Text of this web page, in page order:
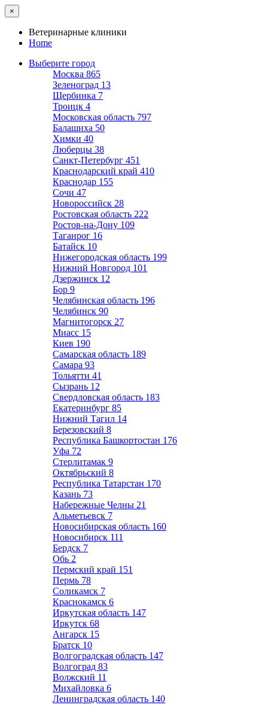
×
Ветеринарные клиники
Home
Выберите город
Москва 865
Зеленоград 13
Щербинка 7
Троицк 4
Московская область 797
Балашиха 50
Химки 40
Люберцы 38
Санкт-Петербург 451
Краснодарский край 410
Краснодар 155
Сочи 47
Новороссийск 28
Ростовская область 222
Ростов-на-Дону 109
Таганрог 16
Батайск 10
Нижегородская область 199
Нижний Новгород 101
Дзержинск 12
Бор 9
Челябинская область 196
Челябинск 90
Магнитогорск 27
Миасс 15
Киев 190
Самарская область 189
Самара 93
Тольятти 41
Сызрань 12
Свердловская область 183
Екатеринбург 85
Нижний Тагил 14
Березовский 8
Республика Башкортостан 176
Уфа 72
Стерлитамак 9
Октябрьский 8
Республика Татарстан 170
Казань 73
Набережные Челны 21
Альметьевск 7
Новосибирская область 160
Новосибирск 111
Бердск 7
Обь 2
Пермский край 151
Пермь 78
Соликамск 7
Краснокамск 6
Иркутская область 147
Иркутск 68
Ангарск 15
Братск 10
Волгоградская область 147
Волгоград 83
Волжский 11
Михайловка 6
Ленинградская область 140